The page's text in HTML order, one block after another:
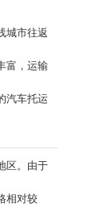
城市往返
富，运输
汽车托运
区。由于
相对较